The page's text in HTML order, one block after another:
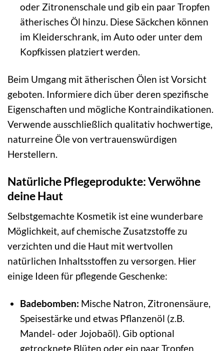
oder Zitronenschale und gib ein paar Tropfen
ätherisches Öl hinzu. Diese Säckchen können
im Kleiderschrank, im Auto oder unter dem
Kopfkissen platziert werden.
Beim Umgang mit ätherischen Ölen ist Vorsicht
geboten. Informiere dich über deren spezifische
Eigenschaften und mögliche Kontraindikationen.
Verwende ausschließlich qualitativ hochwertige,
naturreine Öle von vertrauenswürdigen
Herstellern.
Natürliche Pflegeprodukte: Verwöhne
deine Haut
Selbstgemachte Kosmetik ist eine wunderbare
Möglichkeit, auf chemische Zusatzstoffe zu
verzichten und die Haut mit wertvollen
natürlichen Inhaltsstoffen zu versorgen. Hier
einige Ideen für pflegende Geschenke:
Badebomben: Mische Natron, Zitronensäure,
Speisestärke und etwas Pflanzenöl (z.B.
Mandel- oder Jojobaöl). Gib optional
getrocknete Blüten oder ein paar Tropfen